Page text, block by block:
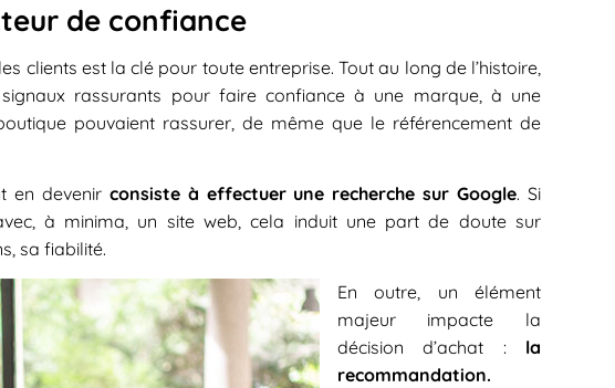
de confiance
clients est la clé pour toute entreprise. Tout au long de l’histoire,
rassurants pour faire confiance à une marque, à une
pouvaient rassurer, de même que le référencement de
en devenir consiste à effectuer une recherche sur Google. Si
à minima, un site web, cela induit une part de doute sur
sa fiabilité.
En outre, un élément
majeur impacte la
décision d’achat : la
recommandation.